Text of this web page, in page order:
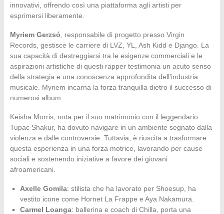
innovativi, offrendo così una piattaforma agli artisti per
esprimersi liberamente.
Myriem Gerzsó , responsabile di progetto presso Virgin
Records, gestisce le carriere di LVZ, YL, Ash Kidd e Django. La
sua capacità di destreggiarsi tra le esigenze commerciali e le
aspirazioni artistiche di questi rapper testimonia un acuto senso
della strategia e una conoscenza approfondita dell’industria
musicale. Myriem incarna la forza tranquilla dietro il successo di
numerosi album.
Keisha Morris, nota per il suo matrimonio con il leggendario
Tupac Shakur, ha dovuto navigare in un ambiente segnato dalla
violenza e dalle controversie. Tuttavia, è riuscita a trasformare
questa esperienza in una forza motrice, lavorando per cause
sociali e sostenendo iniziative a favore dei giovani
afroamericani.
Axelle Gomila: stilista che ha lavorato per Shoesup, ha
vestito icone come Hornet La Frappe e Aya Nakamura.
Carmel Loanga: ballerina e coach di Chilla, porta una